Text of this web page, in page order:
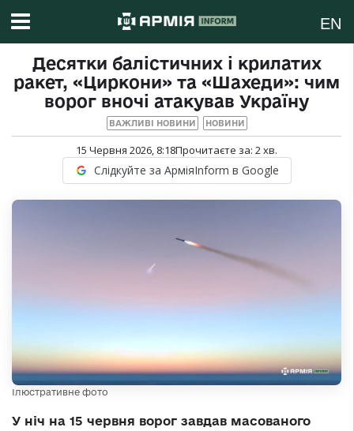
EN
Десятки балістичних і крилатих
ракет, «Циркони» та «Шахеди»: чим
ворог вночі атакував Україну
ВАЖЛИВІ НОВИНИ НОВИНИ
15 Червня 2026, 8:18Прочитаєте за: 2хв.
Слідкуйте за АрміяInform в Google
Ілюстративне фото
У ніч на 15 червня ворог завдав масованого